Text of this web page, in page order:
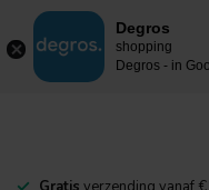
MENU
Degros
shopping
Degros - in